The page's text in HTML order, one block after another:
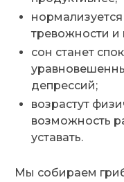
тревожности и
сон станет
депрессий;
возрастут
возможность
уставать.
Мы собираем